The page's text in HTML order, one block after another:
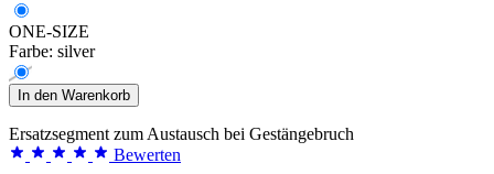
ONE-SIZE
Farbe: silver
In den Warenkorb
Ersatzsegment zum Austausch bei Gestängebruch
Bewerten